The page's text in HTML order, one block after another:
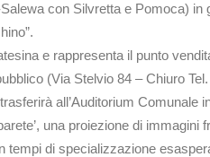
con Silvretta e Pomoca)
e rappresenta il punto
(Via Stelvio 84 – Chiuro
all’Auditorium
una proiezione di
di specializzazione